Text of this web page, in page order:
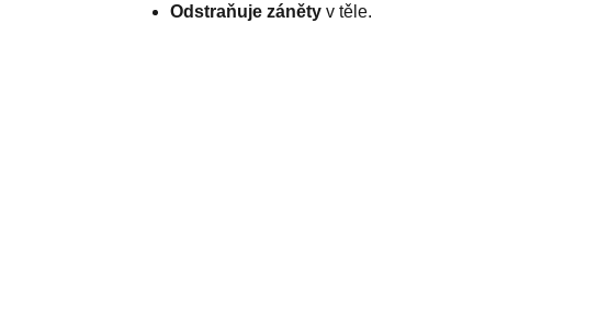
Odstraňuje zánětyv těle.